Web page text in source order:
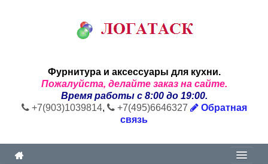
Фурнитура и аксессуары для кухни.
Пожалуйста, делайте заказ на сайте.
Время работы с 8:00 до 19:00.
+7(903)1039814, +7(495)6646327
Обратная
связь